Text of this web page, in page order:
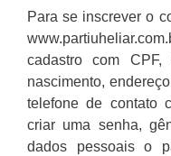
Para se inscrever o
cadastro com
nascimento,
telefone de contato
criar uma senha,
dados pessoais o